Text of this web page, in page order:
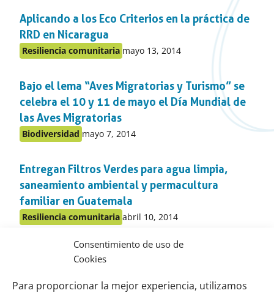
Consentimiento de uso de
Cookies
Para proporcionar la mejor experiencia, utilizamos
el
apartado
Aplicando a los Eco Criterios en la práctica de
RRD en Nicaragua
Publicado
el
apartado
Resiliencia comunitaria Publicado
mayo 13, 2014
Bajo el lema “Aves Migratorias y Turismo” se
celebra el 10 y 11 de mayo el Día Mundial de
las Aves Migratorias
Publicado
el
apartado
Biodiversidad Publicado
mayo 7, 2014
Entregan Filtros Verdes para agua limpia,
saneamiento ambiental y permacultura
familiar en Guatemala
Publicado
Resiliencia comunitaria Publicado
abril 10, 2014
Curso de Posgrado en Sistemas Socio-
Seco